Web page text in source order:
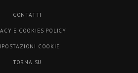
CONTATTI
E COOKIES POLICY
COOKIE
TORNA SU